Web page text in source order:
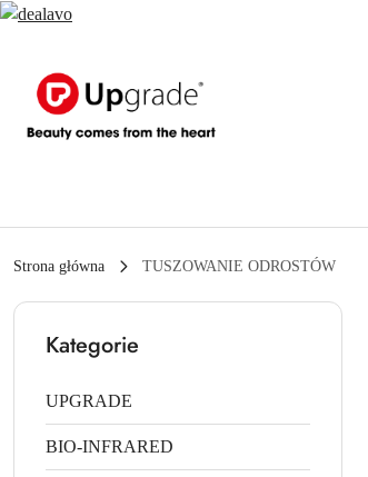
Strona główna TUSZOWANIE ODROSTÓW
Kategorie
UPGRADE
BIO-INFRARED